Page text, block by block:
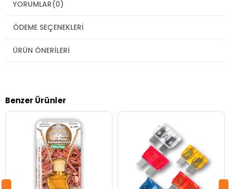
YORUMLAR(0)
ÖDEME SEÇENEKLERI
ÜRÜN ÖNERILERI
Benzer Ürünler